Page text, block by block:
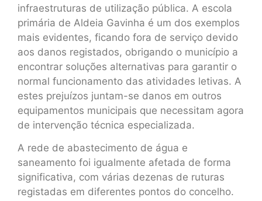
infraestruturas de utilização pública. A escola
primária de Aldeia Gavinha é um dos exemplos
mais evidentes, ficando fora de serviço devido
aos danos registados, obrigando o município a
encontrar soluções alternativas para garantir o
normal funcionamento das atividades letivas. A
estes prejuízos juntam-se danos em outros
equipamentos municipais que necessitam agora
de intervenção técnica especializada.
A rede de abastecimento de água e
saneamento foi igualmente afetada de forma
significativa, com várias dezenas de ruturas
registadas em diferentes pontos do concelho.